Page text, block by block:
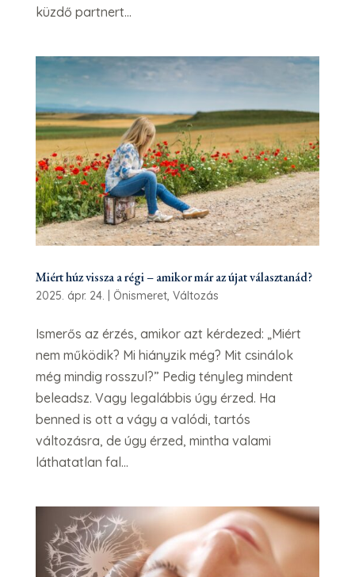
küzdő partnert...
Miért húz vissza a régi – amikor már az újat választanád?
2025. ápr. 24. Önismeret, Változás
Ismerős az érzés, amikor azt kérdezed: „Miért
nem működik? Mi hiányzik még? Mit csinálok
még mindig rosszul?” Pedig tényleg mindent
beleadsz. Vagy legalábbis úgy érzed. Ha
benned is ott a vágy a valódi, tartós
változásra, de úgy érzed, mintha valami
láthatatlan fal...